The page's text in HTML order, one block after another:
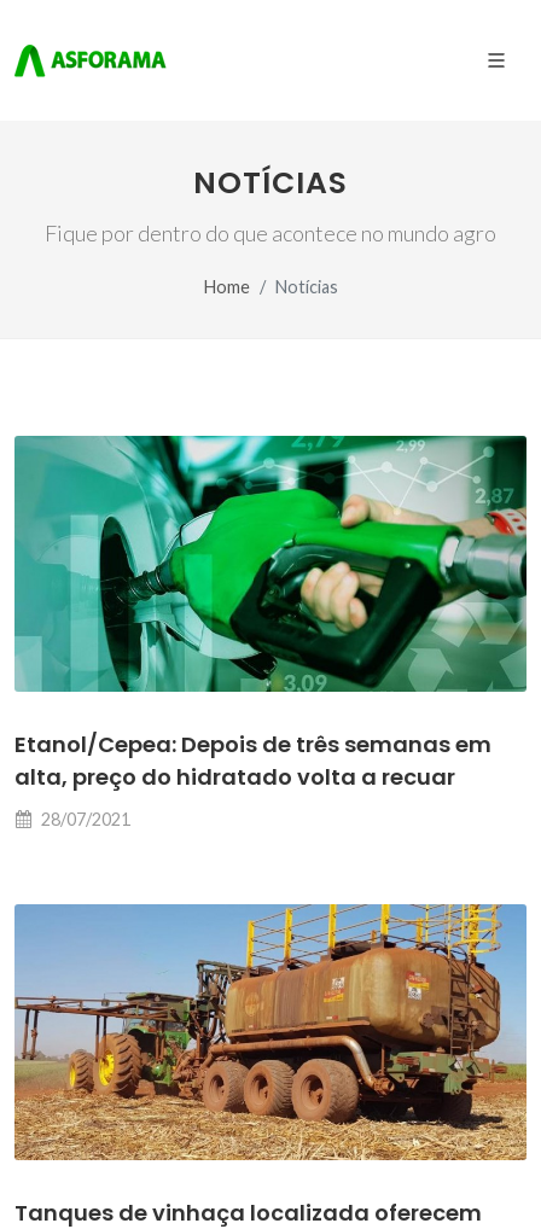
NOTÍCIAS
Fique por dentro do que acontece no mundo agro
Home Notícias
Etanol/Cepea: Depois de três semanas em
alta, preço do hidratado volta a recuar
28/07/2021
Tanques de vinhaça localizada oferecem